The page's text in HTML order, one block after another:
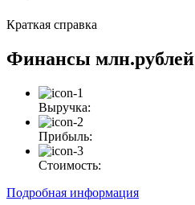
Краткая справка
Финансы млн.рублей
Выручка:
Прибыль:
Стоимость:
Подробная информация